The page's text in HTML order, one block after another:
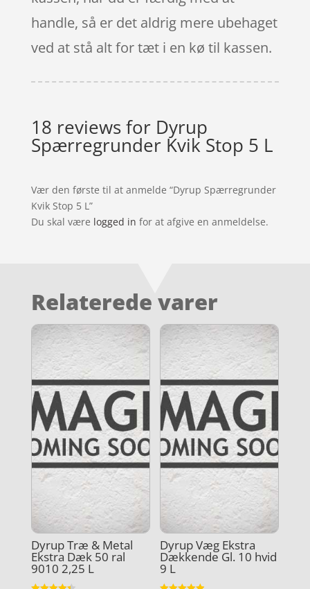
handle, så er det aldrig mere ubehaget
ved at stå alt for tæt i en kø til kassen.
18 reviews for Dyrup
Spærregrunder Kvik Stop 5 L
Vær den første til at anmelde “Dyrup Spærregrunder
Kvik Stop 5 L”
Du skal være logged in for at afgive en anmeldelse.
Relaterede varer
Dyrup Træ & Metal
Ekstra Dæk 50 ral
9010 2,25 L
Dyrup Væg Ekstra
Dækkende Gl. 10 hvid
9 L